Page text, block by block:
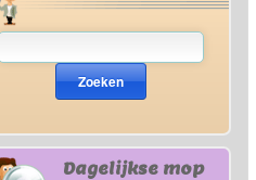
Zoeken
Dagelijkse mop